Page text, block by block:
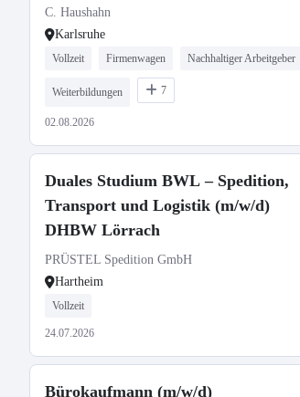
C. Haushahn
Karlsruhe
Vollzeit Firmenwagen Nachhaltiger Arbeitgeber
Weiterbildungen 7
02.08.2026
Duales Studium BWL – Spedition,
Transport und Logistik (m/w/d)
DHBW Lörrach
PRÜSTEL Spedition GmbH
Hartheim
Vollzeit
24.07.2026
Bürokaufmann (m/w/d)